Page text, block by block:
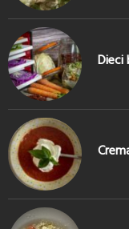
Dieci